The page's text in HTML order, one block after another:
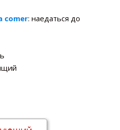
comer: наедаться до